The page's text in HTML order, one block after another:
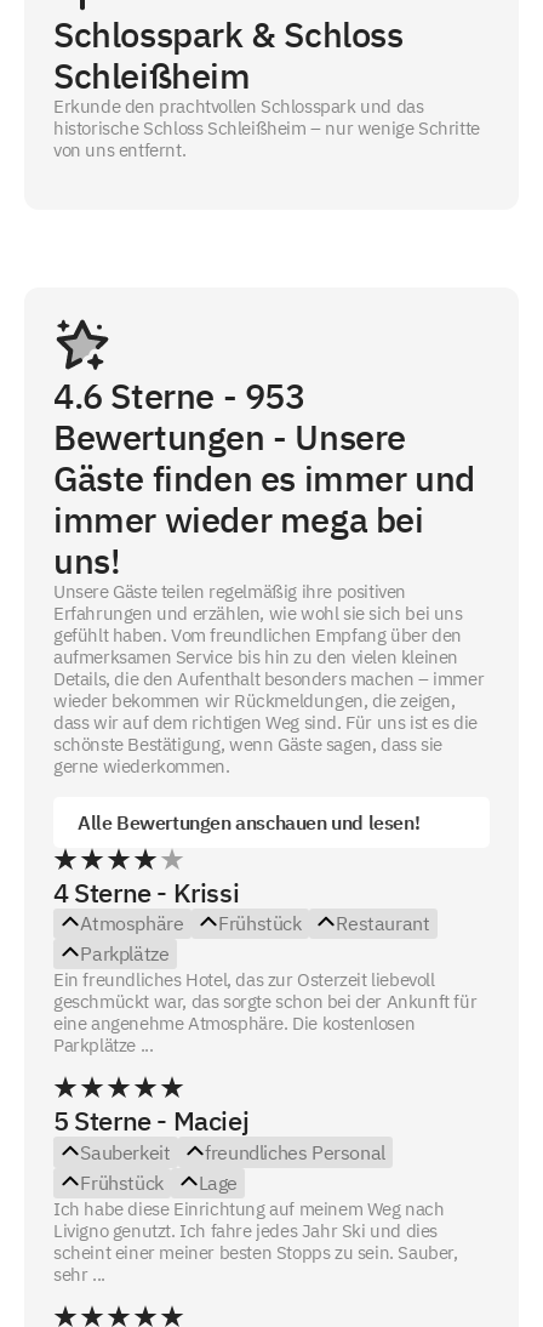
Schlosspark & Schloss
Schleißheim
Erkunde den prachtvollen Schlosspark und das
historische Schloss Schleißheim – nur wenige Schritte
von uns entfernt.
4.6 Sterne - 953
Bewertungen - Unsere
Gäste finden es immer und
immer wieder mega bei
uns!
Unsere Gäste teilen regelmäßig ihre positiven
Erfahrungen und erzählen, wie wohl sie sich bei uns
gefühlt haben. Vom freundlichen Empfang über den
aufmerksamen Service bis hin zu den vielen kleinen
Details, die den Aufenthalt besonders machen – immer
wieder bekommen wir Rückmeldungen, die zeigen,
dass wir auf dem richtigen Weg sind. Für uns ist es die
schönste Bestätigung, wenn Gäste sagen, dass sie
gerne wiederkommen.
Alle Bewertungen anschauen und lesen!
4 Sterne - Krissi
Atmosphäre Frühstück
Restaurant
Parkplätze
Ein freundliches Hotel, das zur Osterzeit liebevoll
geschmückt war, das sorgte schon bei der Ankunft für
eine angenehme Atmosphäre. Die kostenlosen
Parkplätze ...
5 Sterne - Maciej
Sauberkeit
freundliches Personal
Frühstück
Lage
Ich habe diese Einrichtung auf meinem Weg nach
Livigno genutzt. Ich fahre jedes Jahr Ski und dies
scheint einer meiner besten Stopps zu sein. Sauber,
sehr ...